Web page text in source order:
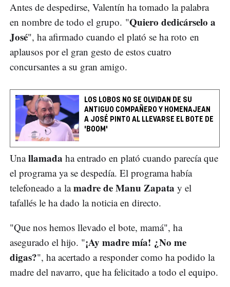
Antes de despedirse, Valentín ha tomado la palabra
en nombre de todo el grupo. "Quiero dedicárselo a
José", ha afirmado cuando el plató se ha roto en
aplausos por el gran gesto de estos cuatro
concursantes a su gran amigo.
LOS LOBOS NO SE OLVIDAN DE SU
ANTIGUO COMPAÑERO Y HOMENAJEAN
A JOSÉ PINTO AL LLEVARSE EL BOTE DE
'BOOM'
Unallamada ha entrado en plató cuando parecía que
el programa ya se despedía. El programa había
telefoneado a lamadre de Manu Zapata y el
tafallés le ha dado la noticia en directo.
"Que nos hemos llevado el bote, mamá", ha
asegurado el hijo. "¡Ay madre mía! ¿No me
digas?", ha acertado a responder como ha podido la
madre del navarro, que ha felicitado a todo el equipo.